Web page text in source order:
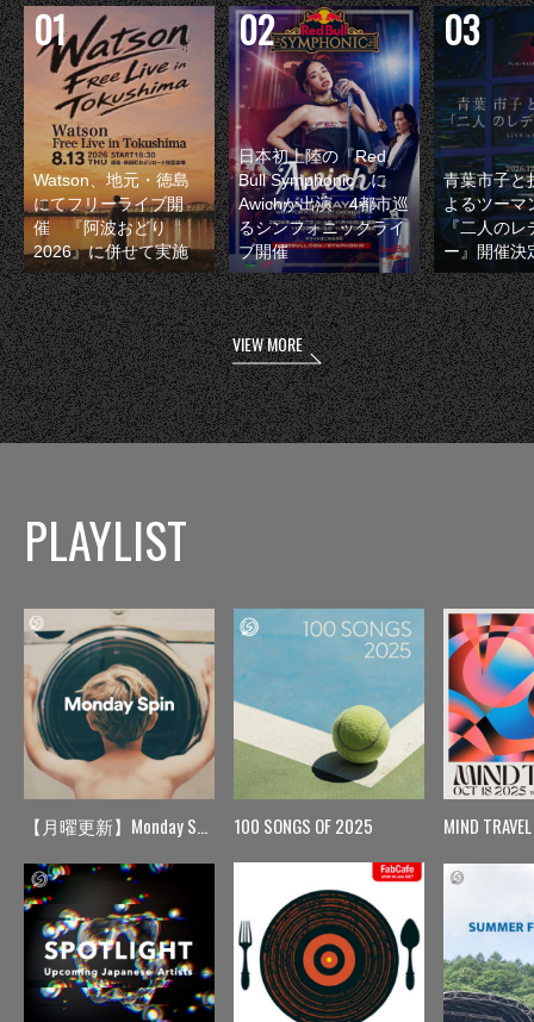
Watson、地元・徳島
にてフリーライブ開
催 『阿波おどり
2026』に併せて実施
日本初上陸の『Red
Bull Symphonic』に
Awichが出演 4都市巡
るシンフォニックライ
ブ開催
青葉市子と
よるツーマ
『二人のレ
ー』開催決
VIEW MORE
PLAYLIST
【月曜更新】Monday Spin 100 SONGS OF 2025 MIND TRAVEL